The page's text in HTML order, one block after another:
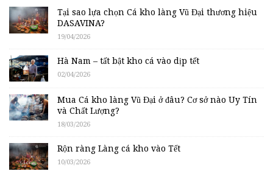
Tại sao lựa chọn Cá kho làng Vũ Đại thương hiệu
DASAVINA?
19/04/2026
Hà Nam – tất bật kho cá vào dịp tết
02/04/2026
Mua Cá kho làng Vũ Đại ở đâu? Cơ sở nào Uy Tín
và Chất Lượng?
18/03/2026
Rộn ràng Làng cá kho vào Tết
10/03/2026